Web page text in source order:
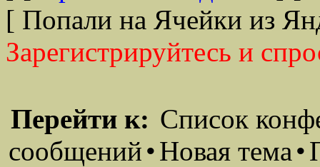
[ Попали на Ячейки из
Зарегистрируйтесь и
Перейти к: Список
сообщений•Новая тема•